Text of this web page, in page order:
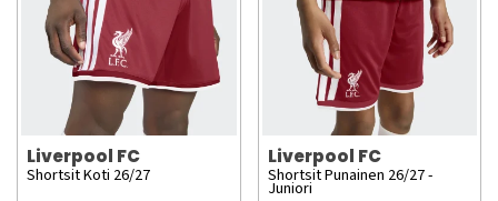
Liverpool FC
Shortsit Koti 26/27
Liverpool FC
Shortsit Punainen 26/27 -
Juniori